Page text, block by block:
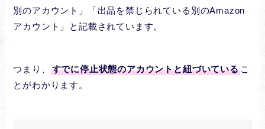
別のアカウント」「出品を禁じられている別のAmazon
アカウント」と記載されています。
つまり、 すでに停止状態のアカウントと紐づいているこ
とがわかります。